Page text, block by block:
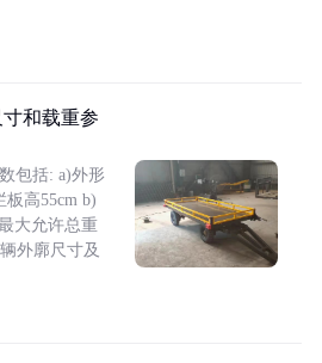
和载重参
包括: a)外形
板高55cm b)
大允许总重
外廓尺寸及